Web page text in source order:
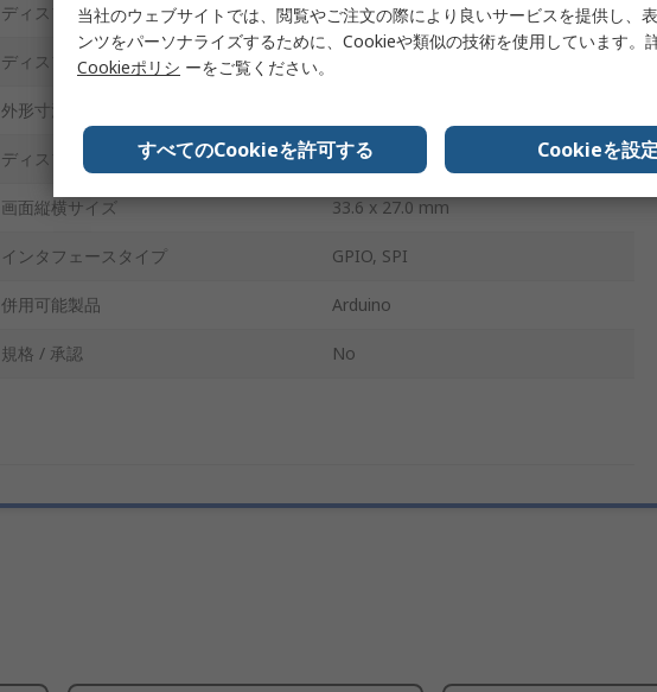
ディスプレイサイズ 1.7インチ
ディスプレイテクノロジー
外形寸法
ディスプレイの解像度 160 x 128 pixel
画面縦横サイズ 33.6 x 27.0 mm
インタフェースタイプ GPIO, SPI
併用可能製品 Arduino
規格 / 承認 No
当社のウェブサイトでは、閲覧やご注文の際により良いサービスを提供し、
ンツをパーソナライズするために、Cookieや類似の技術を使用しています。
Cookieポリシ ーをご覧ください。
すべてのCookieを許可する Cookieを設